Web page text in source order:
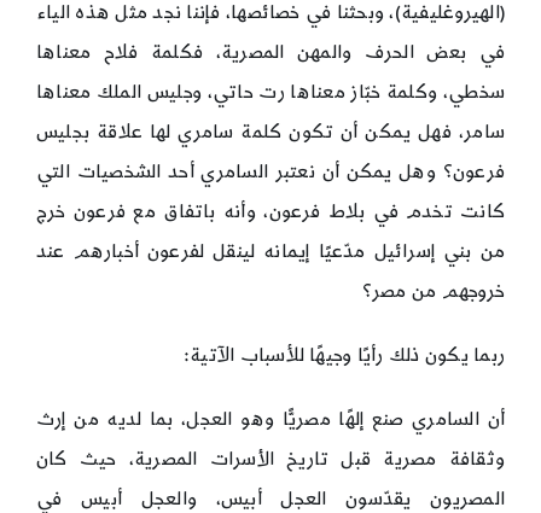
(الهيروغليفية)، وبحثنا في خصائصها، فإننا نجد مثل هذه الياء
في بعض الحرف والمهن المصرية، فكلمة فلاح معناها
سخطي، وكلمة خبّاز معناها رت حاتي، وجليس الملك معناها
سامر، فهل يمكن أن تكون كلمة سامري لها علاقة بجليس
فرعون؟ وهل يمكن أن نعتبر السامري أحد الشخصيات التي
كانت تخدم في بلاط فرعون، وأنه باتفاق مع فرعون خرج
من بني إسرائيل مدّعيًا إيمانه لينقل لفرعون أخبارهم عند
خروجهم من مصر؟
ربما يكون ذلك رأيًا وجيهًا للأسباب الآتية:
أن السامري صنع إلهًا مصريًّا وهو العجل، بما لديه من إرث
وثقافة مصرية قبل تاريخ الأسرات المصرية، حيث كان
المصريون يقدّسون العجل أبيس، والعجل أبيس في